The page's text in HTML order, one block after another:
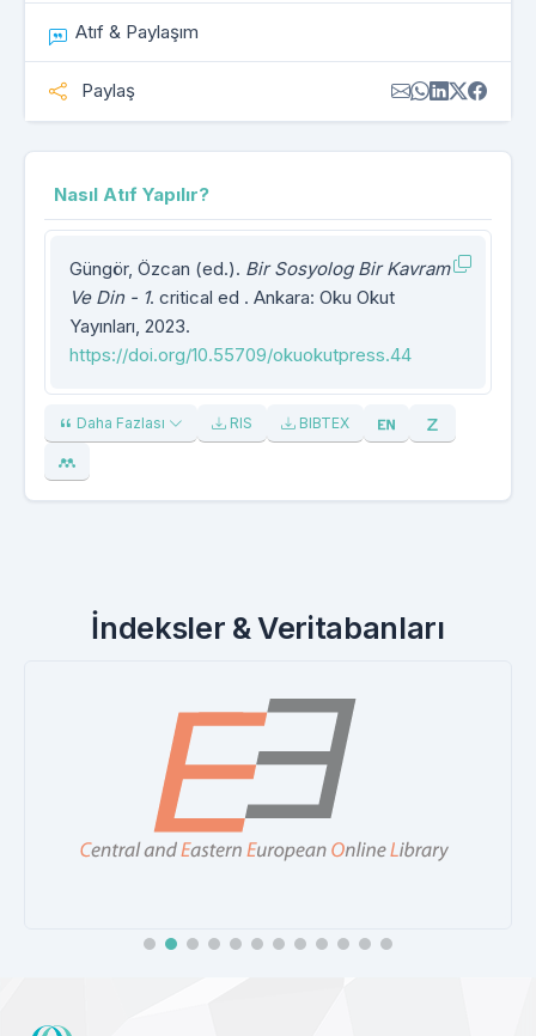
Atıf & Paylaşım
Paylaş
Nasıl Atıf Yapılır?
Güngör, Özcan (ed.). Bir Sosyolog Bir Kavram
Ve Din - 1. critical ed . Ankara: Oku Okut
Yayınları, 2023.
https://doi.org/10.55709/okuokutpress.44
Daha Fazlası RIS BIBTEX
İndeksler & Veritabanları